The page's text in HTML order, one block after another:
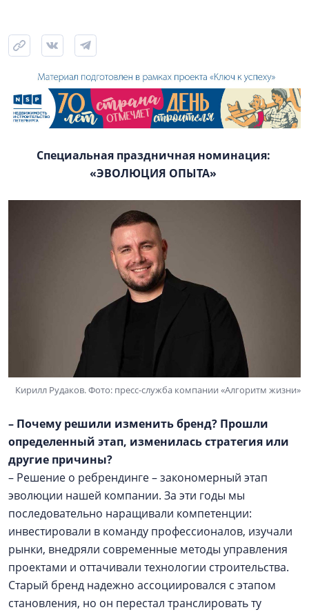
Специальная праздничная номинация:
«ЭВОЛЮЦИЯ ОПЫТА»
Кирилл Рудаков. Фото: пресс-служба компании «Алгоритм жизни»
– Почему решили изменить бренд? Прошли
определенный этап, изменилась стратегия или
другие причины?
– Решение о ребрендинге – закономерный этап
эволюции нашей компании. За эти годы мы
последовательно наращивали компетенции:
инвестировали в команду профессионалов, изучали
рынки, внедряли современные методы управления
проектами и оттачивали технологии строительства.
Старый бренд надежно ассоциировался с этапом
становления, но он перестал транслировать ту